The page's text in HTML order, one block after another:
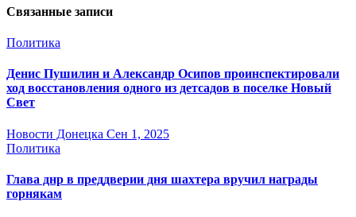
Связанные записи
Политика
Денис Пушилин и Александр Осипов проинспектировали
ход восстановления одного из детсадов в поселке Новый
Свет
Новости Донецка Сен 1, 2025
Политика
Глава днр в преддверии дня шахтера вручил награды
горнякам